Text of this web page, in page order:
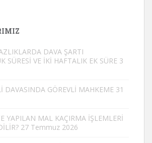
DAVA ŞARTI
SÜRESİ VE İKİ HAFTALIK EK SÜRE 3
DAVASINDA GÖREVLİ MAHKEME 31
YAPILAN MAL KAÇIRMA İŞLEMLERİ
27 Temmuz 2026